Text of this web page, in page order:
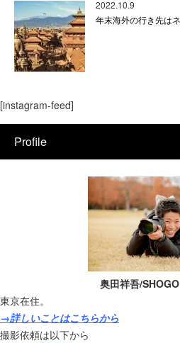
2022.10.9
年末海外の行き先は
[instagram-feed]
Profile
奥田祥吾/
東京在住。
→詳しいことはこちらから
撮影依頼は以下から